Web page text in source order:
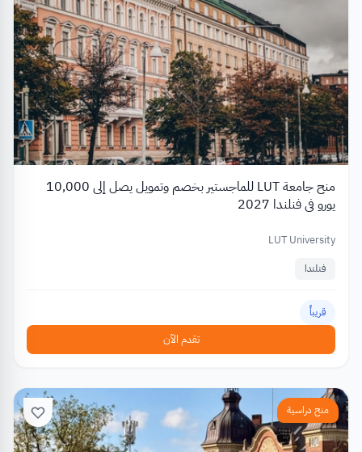
منح جامعة LUT للماجستير بخصم وتمويل يصل إلى 10,000
يورو في فنلندا 2027
LUT University
فنلندا
قريباً
تقدم الآن
منح دراسية